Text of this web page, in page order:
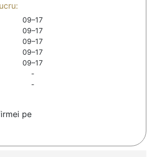
09–17
09–17
09–17
09–17
09–17
-
-
pe